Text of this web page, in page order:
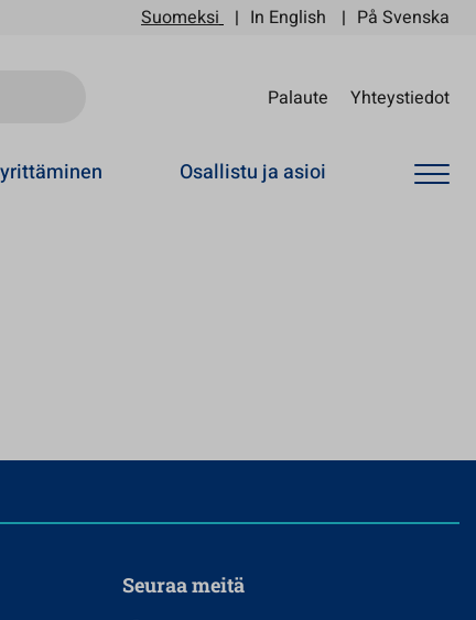
Suomeksi In English På Svenska
Palaute Yhteystiedot
Osallistu ja asioi
Seuraa meitä